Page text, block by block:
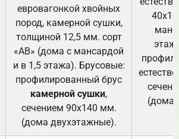
евровагонкой хвойных
пород, камерной сушки,
толщиной 12,5 мм. сорт
«АВ» (дома с мансардой
и в 1,5 этажа). Брусовые:
профилированный брус
камерной сушки,
сечением 90х140 мм.
(дома двухэтажные).
(дома